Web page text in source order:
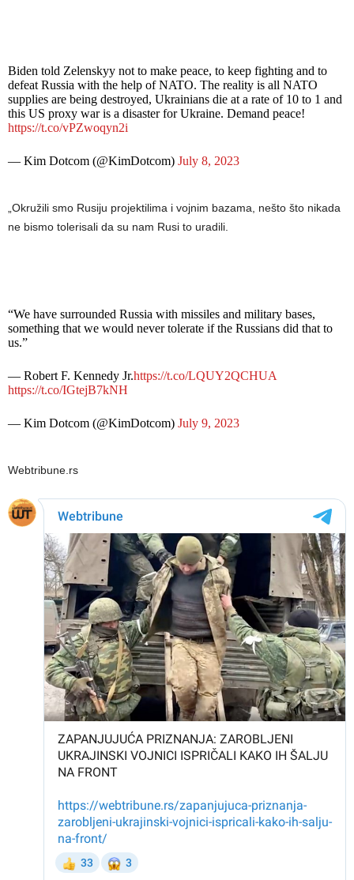
Biden told Zelenskyy not to make peace, to keep fighting and to
defeat Russia with the help of NATO. The reality is all NATO
supplies are being destroyed, Ukrainians die at a rate of 10 to 1 and
this US proxy war is a disaster for Ukraine. Demand peace!
https://t.co/vPZwoqyn2i
— Kim Dotcom (@KimDotcom) July 8, 2023
„Okružili smo Rusiju projektilima i vojnim bazama, nešto što nikada
ne bismo tolerisali da su nam Rusi to uradili.
“We have surrounded Russia with missiles and military bases,
something that we would never tolerate if the Russians did that to
us.”
— Robert F. Kennedy Jr.https://t.co/LQUY2QCHUA
https://t.co/IGtejB7kNH
— Kim Dotcom (@KimDotcom) July 9, 2023
Webtribune.rs